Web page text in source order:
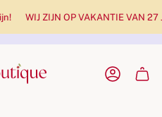
WIJ ZIJN OP VAKANTIE VAN 27